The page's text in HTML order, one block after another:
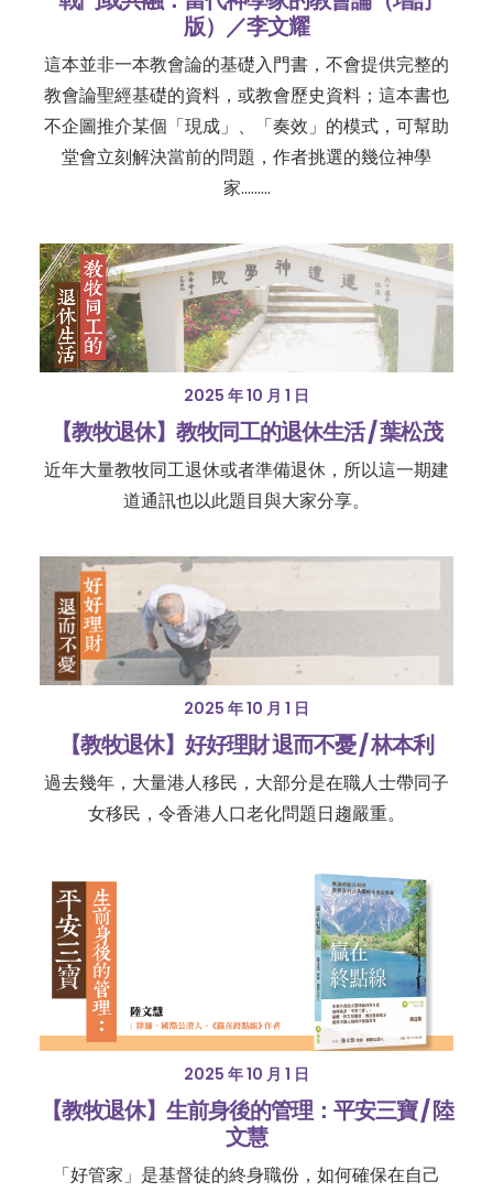
版）／李文耀
這本並非一本教會論的基礎入門書，不會提供完整的
教會論聖經基礎的資料，或教會歷史資料；這本書也
不企圖推介某個「現成」、「奏效」的模式，可幫助
堂會立刻解決當前的問題，作者挑選的幾位神學
家………
2025 年 10 月 1 日
【教牧退休】教牧同工的退休生活 / 葉松茂
近年大量教牧同工退休或者準備退休，所以這一期建
道通訊也以此題目與大家分享。
2025 年 10 月 1 日
【教牧退休】好好理財 退而不憂 / 林本利
過去幾年，大量港人移民，大部分是在職人士帶同子
女移民，令香港人口老化問題日趨嚴重。
2025 年 10 月 1 日
【教牧退休】生前身後的管理：平安三寶 / 陸
文慧
「好管家」是基督徒的終身職份，如何確保在自己